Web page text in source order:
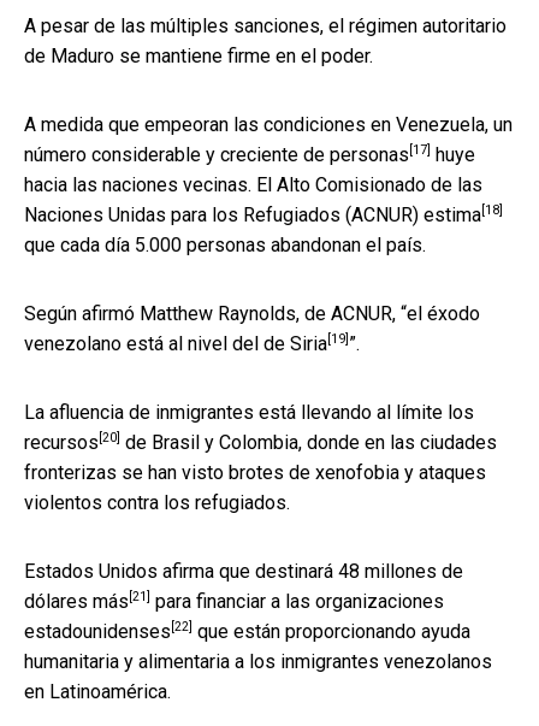
A pesar de las múltiples sanciones, el régimen autoritario
de Maduro se mantiene firme en el poder.
A medida que empeoran las condiciones en Venezuela, un
número considerable y creciente de personas [17] huye
hacia las naciones vecinas. El Alto Comisionado de las
Naciones Unidas para los Refugiados (ACNUR) estima [18]
que cada día 5.000 personas abandonan el país.
Según afirmó Matthew Raynolds, de ACNUR, “el éxodo
venezolano está al nivel del de Siria [19] ”.
La afluencia de inmigrantes está llevando al límite los
recursos [20] de Brasil y Colombia, donde en las ciudades
fronterizas se han visto brotes de xenofobia y ataques
violentos contra los refugiados.
Estados Unidos afirma que destinará 48 millones de
dólares más [21] para financiar a las organizaciones
estadounidenses [22] que están proporcionando ayuda
humanitaria y alimentaria a los inmigrantes venezolanos
en Latinoamérica.